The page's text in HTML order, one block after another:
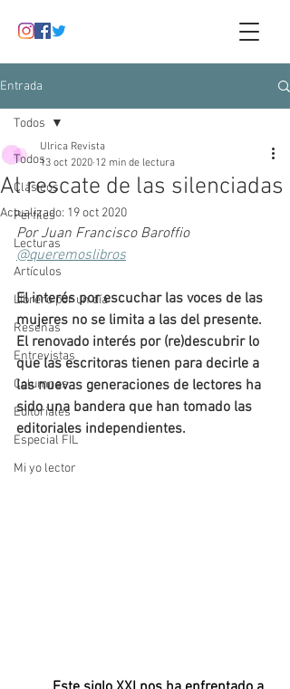
Entrada
Todos
Clásicos
Perfiles
Lecturas
Artículos
Librero por un día
Reseñas
Entrevistas
Columnas
Editoriales
Especial FIL
Mi yo lector
Todos
Al rescate de las silenciadas
Ulrica Revista
13 oct 2020 12 min de lectura
Actualizado: 19 oct 2020
Por Juan Francisco Baroffio
@queremoslibros
El interés por escuchar las voces de las
mujeres no se limita a las del presente.
El renovado interés por (re)descubrir lo
que las escritoras tienen para decirle a
las nuevas generaciones de lectores ha
sido una bandera que han tomado las
editoriales independientes.